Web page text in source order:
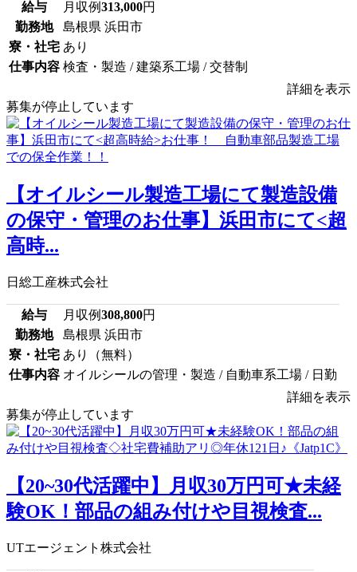
給与 月収例313,000円
勤務地
島根県 浜田市
寮・社宅 あり
仕事内容 検査・製造 / 建築系工場 / 交替制
詳細を表示
募集が停止しています
【オイルシール製造工場にて製造設備
の保守・管理のお仕事】浜田市にて<超
高時...
日総工産株式会社
給与 月収例308,800円
勤務地
島根県 浜田市
寮・社宅 あり（無料）
仕事内容 オイルシールの管理・製造 / 自動車系工場 / 日勤
詳細を表示
募集が停止しています
【20~30代活躍中】月収30万円可★未経
験OK！部品の組み付けや目視検査...
UTエージェント株式会社